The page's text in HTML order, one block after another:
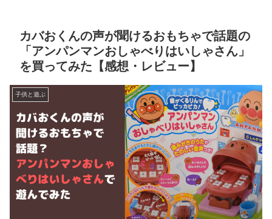
カバおくんの声が聞けるおもちゃで話題の
「アンパンマンおしゃべりはいしゃさん」
を買ってみた【感想・レビュー】
子供と遊ぶ